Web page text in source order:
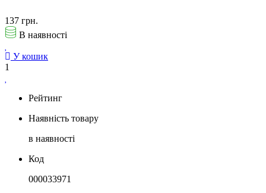
137 грн.
В наявності
У кошик
1
Рейтинг
Наявність товару
в наявності
Код
000033971